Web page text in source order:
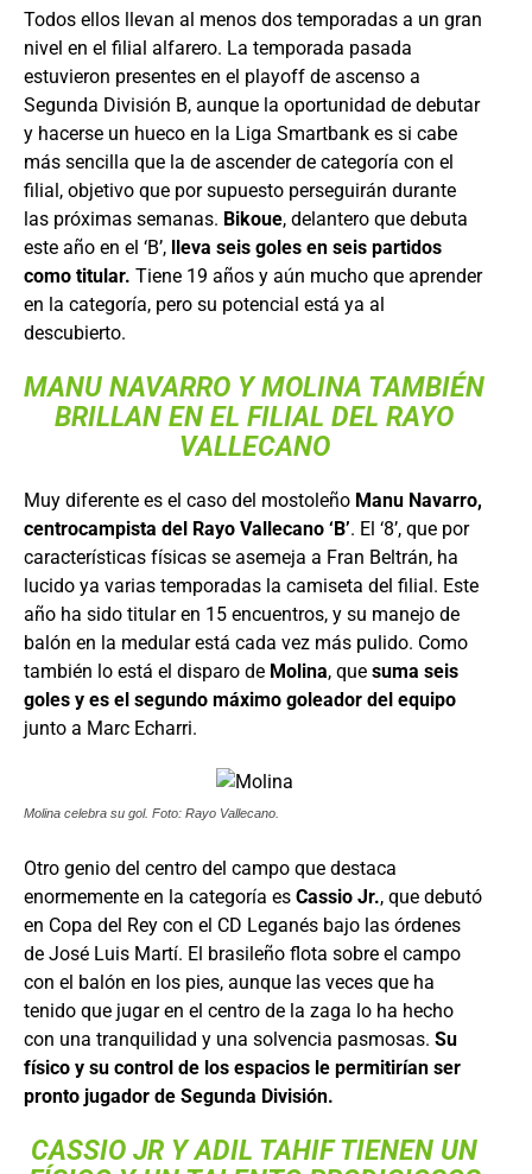
Todos ellos llevan al menos dos temporadas a un gran
nivel en el filial alfarero. La temporada pasada
estuvieron presentes en el playoff de ascenso a
Segunda División B, aunque la oportunidad de debutar
y hacerse un hueco en la Liga Smartbank es si cabe
más sencilla que la de ascender de categoría con el
filial, objetivo que por supuesto perseguirán durante
las próximas semanas. Bikoue, delantero que debuta
este año en el ‘B’, lleva seis goles en seis partidos
como titular. Tiene 19 años y aún mucho que aprender
en la categoría, pero su potencial está ya al
descubierto.
MANU NAVARRO Y MOLINA TAMBIÉN
BRILLAN EN EL FILIAL DEL RAYO
VALLECANO
Muy diferente es el caso del mostoleño Manu Navarro,
centrocampista del Rayo Vallecano ‘B’. El ‘8’, que por
características físicas se asemeja a Fran Beltrán, ha
lucido ya varias temporadas la camiseta del filial. Este
año ha sido titular en 15 encuentros, y su manejo de
balón en la medular está cada vez más pulido. Como
también lo está el disparo de Molina, que suma seis
goles y es el segundo máximo goleador del equipo
junto a Marc Echarri.
Molina celebra su gol. Foto: Rayo Vallecano.
Otro genio del centro del campo que destaca
enormemente en la categoría es Cassio Jr., que debutó
en Copa del Rey con el CD Leganés bajo las órdenes
de José Luis Martí. El brasileño flota sobre el campo
con el balón en los pies, aunque las veces que ha
tenido que jugar en el centro de la zaga lo ha hecho
con una tranquilidad y una solvencia pasmosas. Su
físico y su control de los espacios le permitirían ser
pronto jugador de Segunda División.
CASSIO JR Y ADIL TAHIF TIENEN UN